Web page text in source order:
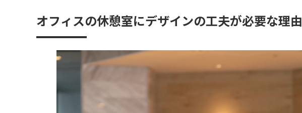
オフィスの休憩室にデザインの工夫が必要な理由